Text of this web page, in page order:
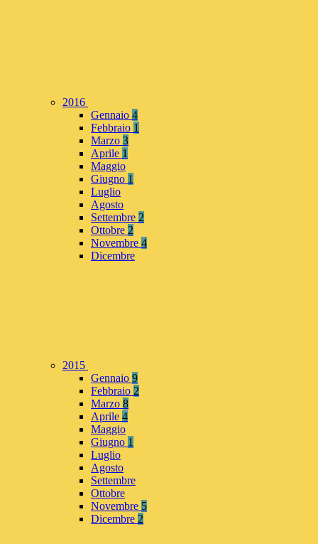
2016
Gennaio 4
Febbraio 1
Marzo 3
Aprile 1
Maggio
Giugno 1
Luglio
Agosto
Settembre 2
Ottobre 2
Novembre 4
Dicembre
2015
Gennaio 9
Febbraio 2
Marzo 8
Aprile 4
Maggio
Giugno 1
Luglio
Agosto
Settembre
Ottobre
Novembre 5
Dicembre 2